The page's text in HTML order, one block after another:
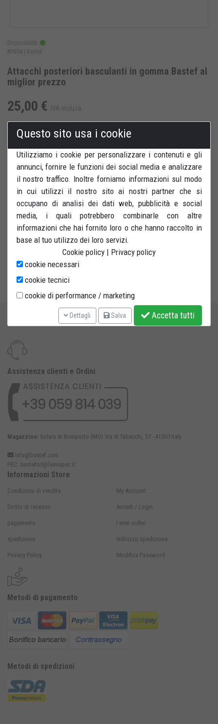
Disponibilità:
APB04 |
Bastef
Attacchi posteriori basculanti in gomma Bastef al
miglior prezzo
25,00 € IVA inclusa
AGGIUNGI AL CARRELLO SALVA PER DOPO
RECENSIONI STAMPA
Attacchi posteriori ad L in gomma antiscivolo. Stelo 2 x 2 cm.
Adatti al cavalletto posteriore universale bibraccio.
Assistenza clienti e Ordini
Magazzino: Solara di Bomporto (MO) Via W.Tabacchi, 37 - 41030 Italy
info@bastef.com
PEC: bastefsrl@lamiapec.it
Metodi di pagamento
Metodi di spedizioni
Informazioni Store
Condizioni di vendita
Diritto di recesso
pagamento
spedizione
Privacy Policy
My Account
Accedi / Login
I miei ordini
Indirizzo spedizione
Modifica Password
Questo sito usa i cookie
Utilizziamo i cookie per personalizzare i contenuti e gli
annunci, fornire le funzioni dei social media e analizzare
il nostro traffico. Inoltre forniamo informazioni sul modo
in cui utilizzi il nostro sito ai nostri partner che si
occupano di analisi dei dati web, pubblicità e social
media, i quali potrebbero combinarle con altre
informazioni che hai fornito loro o che hanno raccolto in
base al tuo utilizzo dei loro servizi.
Cookie policy | Privacy policy
cookie necessari
cookie tecnici
cookie di performance / marketing
Dettagli Salva Accetta tutti